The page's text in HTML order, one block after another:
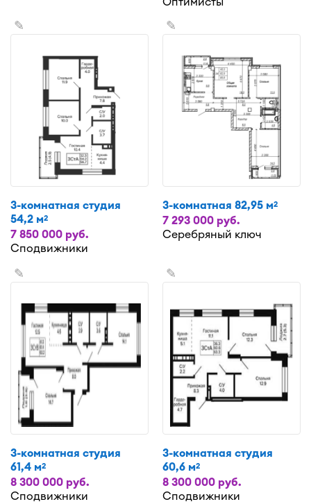
✎
3-комнатная студия
54,2 м2
7 850 000 руб.
Сподвижники
✎
3-комнатная 82,95 м2
7 293 000 руб.
Серебряный ключ
✎
3-комнатная студия
61,4 м2
8 300 000 руб.
Сподвижники
✎
3-комнатная студия
60,6 м2
8 300 000 руб.
Сподвижники